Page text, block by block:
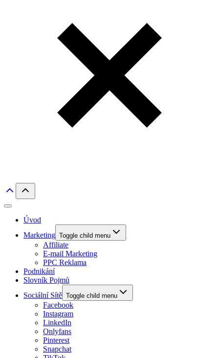
Úvod
Marketing Toggle child menu
Affiliate
E-mail Marketing
PPC Reklama
Podnikání
Slovník Pojmů
Sociální Sítě Toggle child menu
Facebook
Instagram
LinkedIn
Onlyfans
Pinterest
Snapchat